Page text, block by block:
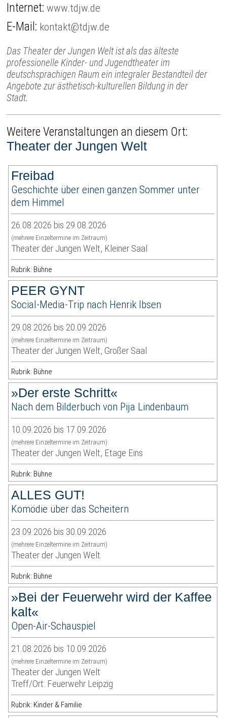
Internet:www.tdjw.de
E-Mail: kontakt@tdjw.de
Das Theater der Jungen Welt ist als das älteste
professionelle Kinder- und Jugendtheater im
deutschsprachigen Raum ein integraler Bestandteil der
Angebote zur ästhetisch-kulturellen Bildung in der
Stadt.
Weitere Veranstaltungen an diesem Ort:
Theater der Jungen Welt
Freibad
Geschichte über einen ganzen Sommer unter
dem Himmel
26.08.2026 bis 29.08.2026
(mehrere Einzeltermine im Zeitraum)
Theater der Jungen Welt, Kleiner Saal
Rubrik: Bühne
PEER GYNT
Social-Media-Trip nach Henrik Ibsen
29.08.2026 bis 20.09.2026
(mehrere Einzeltermine im Zeitraum)
Theater der Jungen Welt, Großer Saal
Rubrik: Bühne
»Der erste Schritt«
Nach dem Bilderbuch von Pija Lindenbaum
10.09.2026 bis 17.09.2026
(mehrere Einzeltermine im Zeitraum)
Theater der Jungen Welt, Etage Eins
Rubrik: Bühne
ALLES GUT!
Komödie über das Scheitern
23.09.2026 bis 30.09.2026
(mehrere Einzeltermine im Zeitraum)
Theater der Jungen Welt
Rubrik: Bühne
»Bei der Feuerwehr wird der Kaffee
kalt«
Open-Air-Schauspiel
21.08.2026 bis 10.09.2026
(mehrere Einzeltermine im Zeitraum)
Theater der Jungen Welt
Treff/Ort: Feuerwehr Leipzig
Rubrik: Kinder & Familie